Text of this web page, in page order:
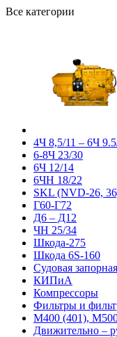
Все категории
4Ч 8,5/11 – 6Ч
6-8Ч 23/30
6Ч 12/14
6ЧН 18/22
SKL (NVD-26,
Г60-Г72
Д6 – Д12
ЧН 25/34
Шкода-275
Шкода 6S-160
Судовая
КИПиА
Компрессоры
Фильтры и
М400 (401),
Движительно –